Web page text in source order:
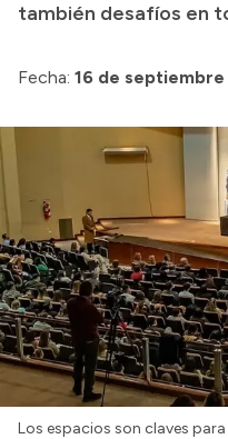
Consulta de pago a
Login
también desafíos en
Fecha: 16 de septiembre
Los espacios son claves